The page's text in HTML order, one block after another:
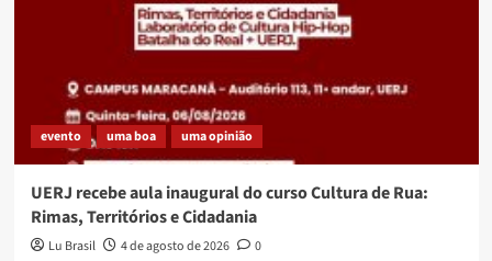
evento uma boa uma opinião
UERJ recebe aula inaugural do curso Cultura de Rua:
Rimas, Territórios e Cidadania
Lu Brasil 4 de agosto de 2026 0